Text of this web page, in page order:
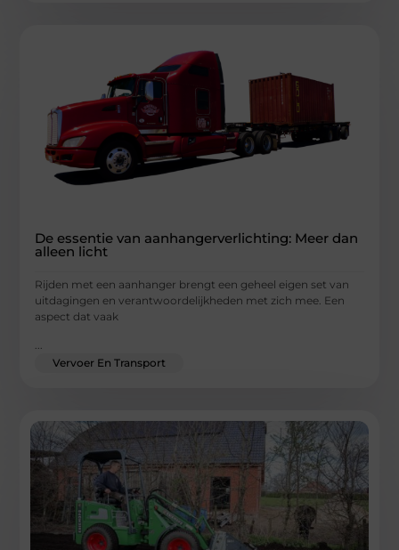
De essentie van aanhangerverlichting: Meer dan
alleen licht
Rijden met een aanhanger brengt een geheel eigen set van
uitdagingen en verantwoordelijkheden met zich mee. Een
aspect dat vaak
...
Vervoer En Transport